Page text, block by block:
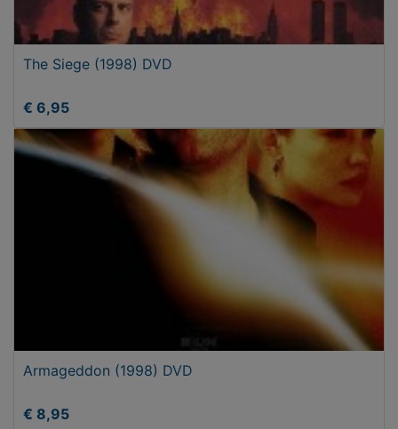
The Siege (1998) DVD
€ 6,95
Armageddon (1998) DVD
€ 8,95